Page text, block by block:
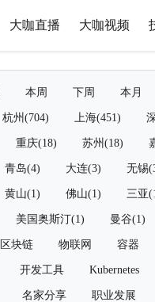
大咖直播 大咖视频
本周 下周 本月
杭州(704) 上海(451)
重庆(18) 苏州(18)
青岛(4) 大连(3) 无锡
黄山(1) 佛山(1) 三亚
美国奥斯汀(1) 曼谷(1)
区块链 物联网 容器
开发工具 Kubernetes
名家分享 职业发展